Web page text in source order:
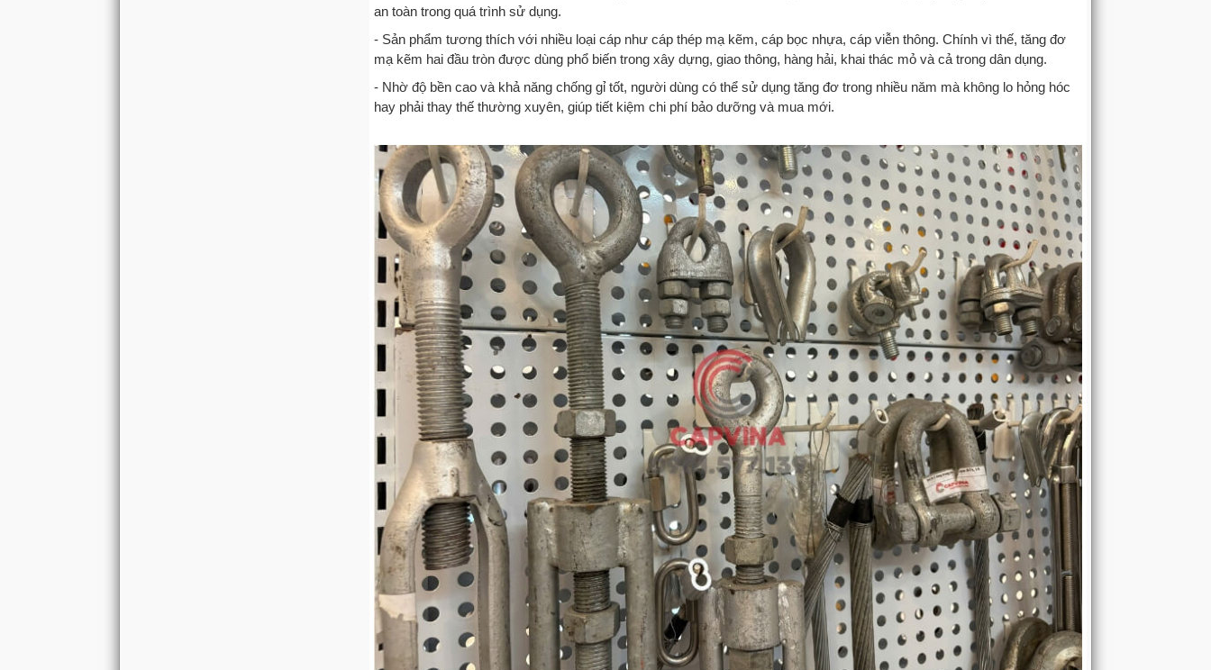
an toàn trong quá trình sử dụng.
- Sản phẩm tương thích với nhiều loại cáp như cáp thép mạ kẽm, cáp bọc nhựa, cáp viễn thông. Chính vì thế, tăng đơ
mạ kẽm hai đầu tròn được dùng phổ biến trong xây dựng, giao thông, hàng hải, khai thác mỏ và cả trong dân dụng.
- Nhờ độ bền cao và khả năng chống gỉ tốt, người dùng có thể sử dụng tăng đơ trong nhiều năm mà không lo hỏng hóc
hay phải thay thế thường xuyên, giúp tiết kiệm chi phí bảo dưỡng và mua mới.